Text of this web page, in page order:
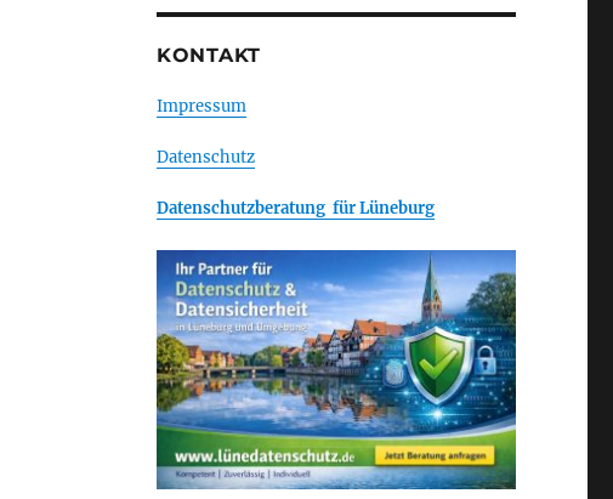
KONTAKT
Impressum
Datenschutz
Datenschutzberatung für Lüneburg